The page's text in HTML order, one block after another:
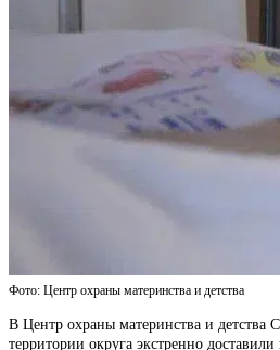
Фото: Центр охраны материнства и детства
В Центр охраны материнства и детства
территории округа экстренно